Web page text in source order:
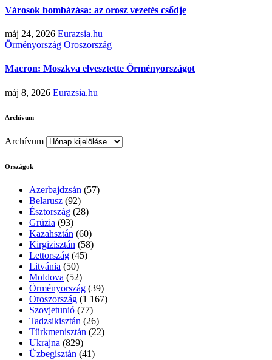
Városok bombázása: az orosz vezetés csődje
máj 24, 2026 Eurazsia.hu
Örményország Oroszország
Macron: Moszkva elvesztette Örményországot
máj 8, 2026 Eurazsia.hu
Archívum
Archívum
Országok
Azerbajdzsán (57)
Belarusz (92)
Észtország (28)
Grúzia (93)
Kazahsztán (60)
Kirgizisztán (58)
Lettország (45)
Litvánia (50)
Moldova (52)
Örményország (39)
Oroszország (1 167)
Szovjetunió (77)
Tadzsikisztán (26)
Türkmenisztán (22)
Ukrajna (829)
Üzbegisztán (41)